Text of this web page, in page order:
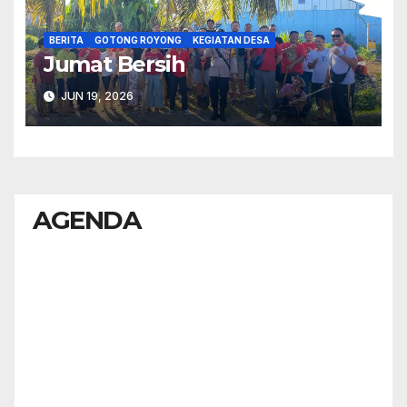
BERITA GOTONG ROYONG KEGIATAN DESA
Jumat Bersih
JUN 19, 2026
AGENDA